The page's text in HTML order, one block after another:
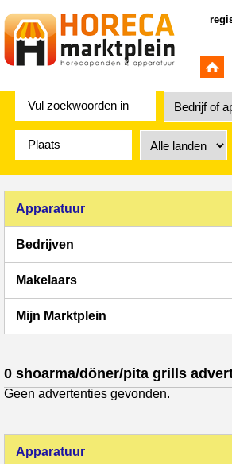
Apparatuur
Bedrijven
Makelaars
Mijn Marktplein
0 shoarma/döner/pita grills
Geen advertenties gevonden.
Apparatuur